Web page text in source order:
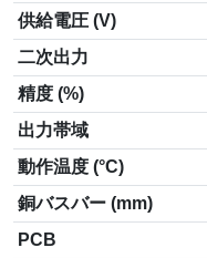
供給電圧 (V)
二次出力
精度 (%)
出力帯域
動作温度 (°C)
銅バスバー (mm)
PCB